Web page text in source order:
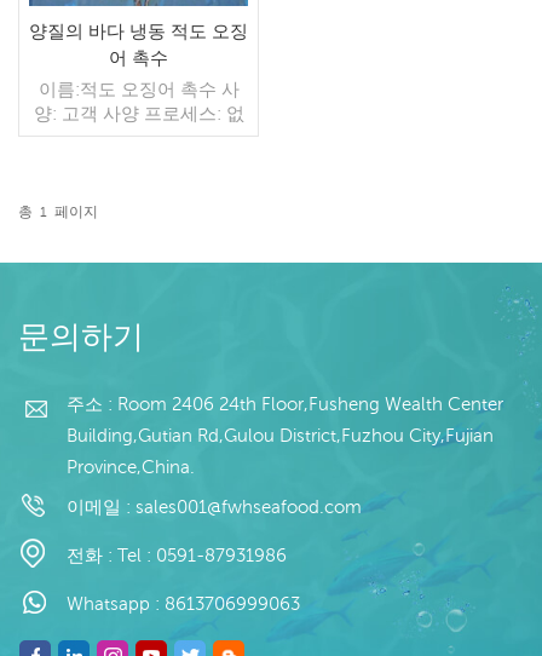
양질의 바다 냉동 적도 오징
어 촉수
이름:적도 오징어 촉수 사
양: 고객 사양 프로세스: 없
음 유약: 5%, 10%, 20%,
방 (맞춤형) 판매 모델: 도
컨테이너 / 40피트 컨테이
송: 입금 확인 후 20일 이내
원산지: 중국 브랜드: 푸 완
총 1 페이지
문의하기
주소 : Room 2406 24th Floor,Fusheng Wealth Center
Building,Gutian Rd,Gulou District,Fuzhou City,Fujian
Province,China.
이메일 : sales001@fwhseafood.com
전화 : Tel : 0591-87931986
Whatsapp : 8613706999063